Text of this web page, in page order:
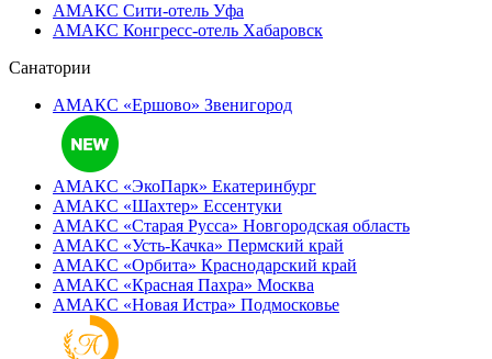
АМАКС Сити-отель Уфа
АМАКС Конгресс-отель Хабаровск
Санатории
АМАКС «Ершово» Звенигород
АМАКС «ЭкоПарк» Екатеринбург
АМАКС «‎Шахтер» Ессентуки
АМАКС «‎Старая Русса» Новгородская область
АМАКС «‎Усть-Качка» Пермский край
АМАКС «‎Орбита» Краснодарский край
АМАКС «‎Красная Пахра» Москва
АМАКС «‎Новая Истра» Подмосковье